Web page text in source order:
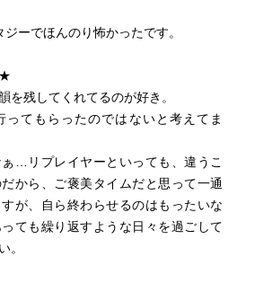
ながらも、それまでの藍は狩られる
遭遇を避けようとしていたはずなの
得できました。もし自分が藍の立場
は結局バグであって、正常な時間の
ーでほんのり怖かったです。
を残してくれてるのが好き。
ってもらったのではないと考えてま
…リプレイヤーといっても、違うこ
から、ご褒美タイムだと思って一通
が、自ら終わらせるのはもったいな
ても繰り返すような日々を過ごして
。